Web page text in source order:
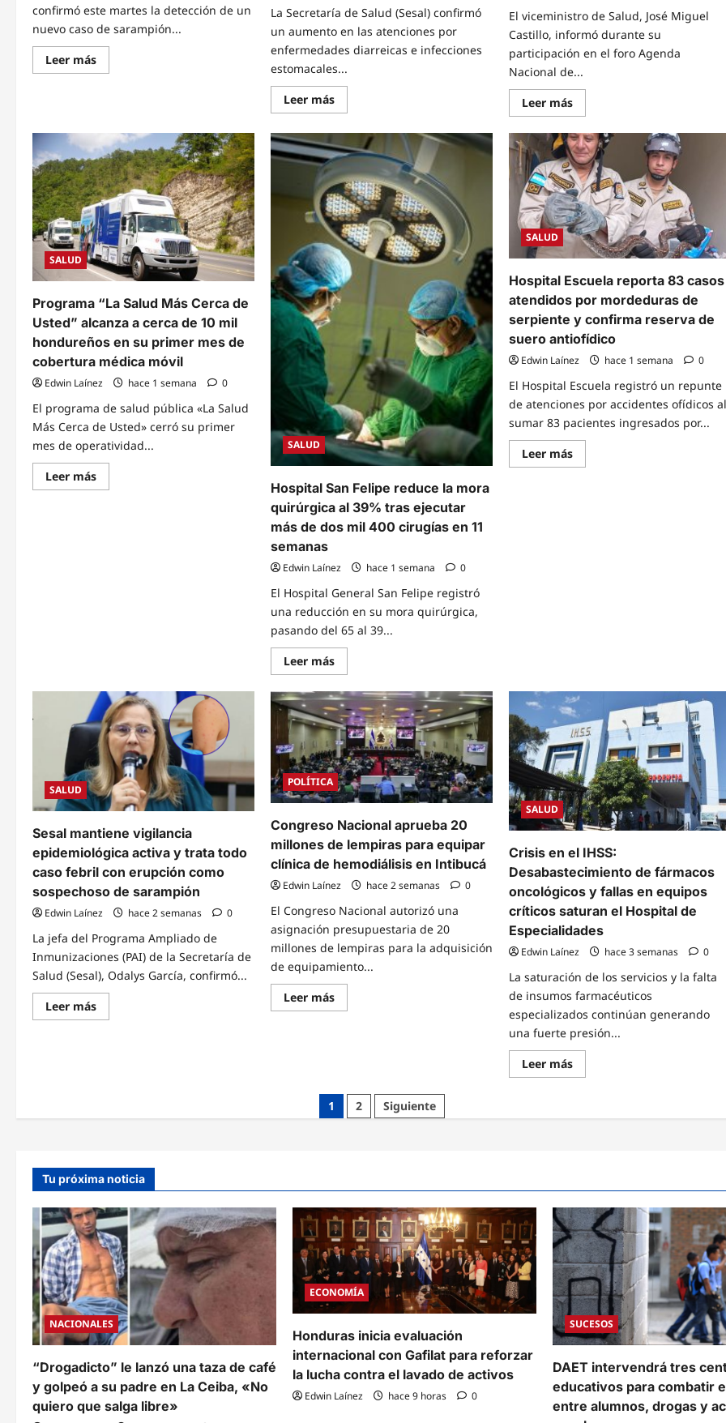
confirmó este martes la detección de un
nuevo caso de sarampión...
Leer másRead
more
de
sarampión
en
un
bebé
de
seis
meses
y
eleva
a
13
los
contagios
en
Honduras
durante
2026
La Secretaría de Salud (Sesal) confirmó
un aumento en las atenciones por
enfermedades diarreicas e infecciones
estomacales...
Leer másRead
more
Sesal
alerta
sobre
incremento
de
enfermedades
diarreicas
e
intensifica
vigilancia
epidemiológica
en
hospitales
públicos
El viceministro de Salud, José Miguel
Castillo, informó durante su
participación en el foro Agenda
Nacional de...
Leer másRead
more
Gobierno
alcanza
cuatro
mil
intervenciones
quirúrgicas
y
destina
L
160
millones
para
abastecimiento
de
medicamentos
SALUD
Programa “La Salud Más Cerca de
Usted” alcanza a cerca de 10 mil
hondureños en su primer mes de
cobertura médica móvil
Edwin Laínez hace 1 semana 0
El programa de salud pública «La Salud
Más Cerca de Usted» cerró su primer
mes de operatividad...
Leer másRead
more
primer
mes
de
cobertura
médica
móvil
SALUD
Hospital San Felipe reduce la mora
quirúrgica al 39% tras ejecutar
más de dos mil 400 cirugías en 11
semanas
Edwin Laínez hace 1 semana 0
El Hospital General San Felipe registró
una reducción en su mora quirúrgica,
pasando del 65 al 39...
Leer másRead
more
Hospital
San
Felipe
reduce
la
mora
quirúrgica
al
39%
tras
ejecutar
más
de
dos
mil
400
en
semanas
SALUD
Hospital Escuela reporta 83 casos
atendidos por mordeduras de
serpiente y confirma reserva de
suero antiofídico
Edwin Laínez hace 1 semana 0
El Hospital Escuela registró un repunte
de atenciones por accidentes ofídicos
sumar 83 pacientes ingresados por...
Leer másRead
more
SALUD
Sesal mantiene vigilancia
epidemiológica activa y trata todo
caso febril con erupción como
sospechoso de sarampión
Edwin Laínez hace 2 semanas 0
La jefa del Programa Ampliado de
Inmunizaciones (PAI) de la Secretaría de
Salud (Sesal), Odalys García, confirmó...
Leer másRead
more
todo
como
sospechoso
sarampión
POLÍTICA
Congreso Nacional aprueba 20
millones de lempiras para equipar
clínica de hemodiálisis en Intibucá
Edwin Laínez hace 2 semanas 0
El Congreso Nacional autorizó una
asignación presupuestaria de 20
millones de lempiras para la adquisición
de equipamiento...
Leer másRead
more
lempiras
para
equipar
SALUD
Crisis en el IHSS:
Desabastecimiento de fármacos
oncológicos y fallas en equipos
críticos saturan el Hospital de
Especialidades
Edwin Laínez hace 3 semanas 0
La saturación de los servicios y la falta
de insumos farmacéuticos
especializados continúan generando
una fuerte presión...
Leer másRead
more
el
y
en
equipos
críticos
saturan
el
Hospital
de
Especialidades
1 2 Siguiente
Tu próxima noticia
NACIONALES
“Drogadicto” le lanzó una taza de café
y golpeó a su padre en La Ceiba, «No
quiero que salga libre»
ECONOMÍA
Honduras inicia evaluación
internacional con Gafilat para reforzar
la lucha contra el lavado de activos
Edwin Laínez hace 9 horas 0
SUCESOS
DAET intervendrá tres
educativos para combatir
entre alumnos, drogas y